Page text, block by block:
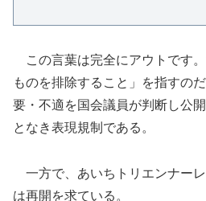
この言葉は完全にアウトです
ものを排除すること」を指すの
要・不適を国会議員が判断し公
となき表現規制である。
一方で、あいちトリエンナーレ
は再開を求ている。